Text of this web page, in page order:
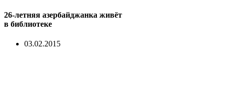
26-летняя азербайджанка живёт
в библиотеке
03.02.2015